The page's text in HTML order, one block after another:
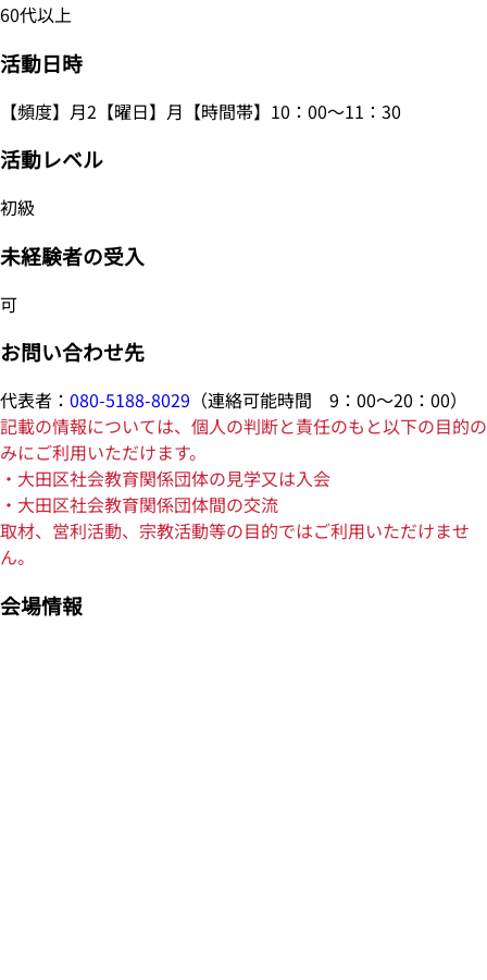
60代以上
活動日時
【頻度】月2【曜日】月【時間帯】10：00～11：30
活動レベル
初級
未経験者の受入
可
お問い合わせ先
代表者： 080-5188-8029 （連絡可能時間 9：00～20：00）
記載の情報については、個人の判断と責任のもと以下の目的の
みにご利用いただけます。
・大田区社会教育関係団体の見学又は入会
・大田区社会教育関係団体間の交流
取材、営利活動、宗教活動等の目的ではご利用いただけませ
ん。
会場情報